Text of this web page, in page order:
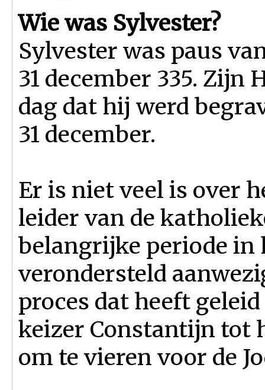
Wie was Sylvester?
Sylvester was paus
31 december 335. Zijn
dag dat hij werd
31 december.
Er is niet veel is over
leider van de
belangrijke periode in
verondersteld
proces dat heeft
keizer Constantijn tot
om te vieren voor de